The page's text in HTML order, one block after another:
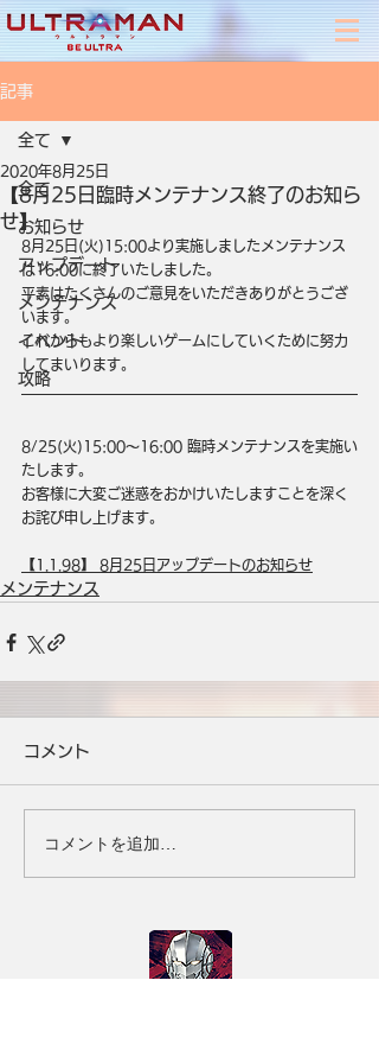
記事
全て
お知らせ
アップデート
メンテナンス
イベント
攻略
全て
【8月25日臨時メンテナンス終了のお知ら
せ】
2020年8月25日
8月25日(火)15:00より実施しましたメンテナンス
は16:00に終了いたしました。
平素はたくさんのご意見をいただきありがとうござ
います。
これからもより楽しいゲームにしていくために努力
してまいります。
8/25(火)15:00～16:00 臨時メンテナンスを実施い
たします。
お客様に大変ご迷惑をおかけいたしますことを深く
お詫び申し上げます。
【1.1.98】 8月25日アップデートのお知らせ
メンテナンス
コメント
コメントを追加…